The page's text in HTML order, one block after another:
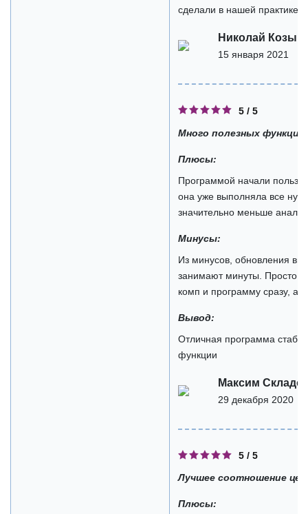
сделали в нашей практике!
Николай
15 января 2021
5 / 5
Много полезных функций
Плюсы:
Программой начали
она уже выполняла все
значительно меньше
Минусы:
Из минусов, обновления
занимают минуты. Просто
комп и программу сразу, а
Вывод:
Отличная программа
функции
Максим
29 декабря 2020
5 / 5
Лучшее соотношение
Плюсы: